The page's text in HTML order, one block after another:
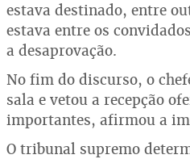
estava destinado, entre
estava entre os
a desaprovação.
No fim do discurso, o
sala e vetou a recepção
importantes, afirmou a
O tribunal supremo